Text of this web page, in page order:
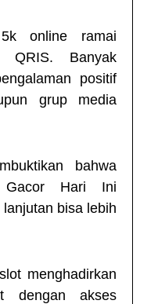
online ramai
QRIS. Banyak
positif
grup media
bahwa
Hari Ini
bisa lebih
menghadirkan
dengan akses